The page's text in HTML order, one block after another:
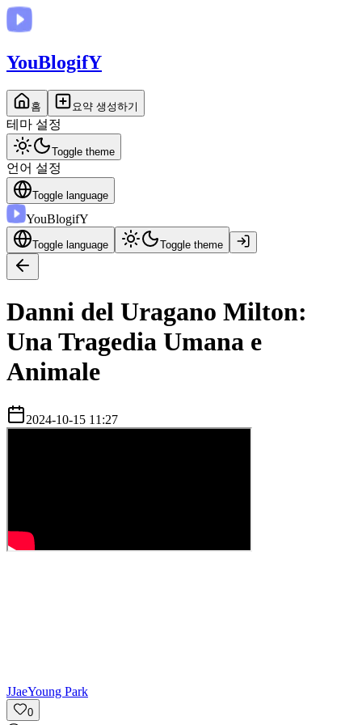
YouBlogifY
홈 요약 생성하기
테마 설정
Toggle theme
언어 설정
Toggle language
YouBlogifY
Toggle language Toggle theme
Danni del Uragano Milton:
Una Tragedia Umana e
Animale
2024-10-15 11:27
JJaeYoung Park
0